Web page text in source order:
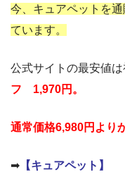
今、キュアペットを
ています。
公式サイトの最安値
フ 1,970円。
通常価格6,980円より
➡ 【キュアペット】